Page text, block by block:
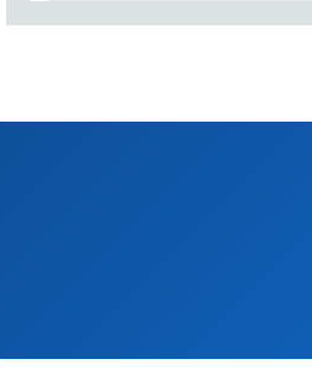
FSP会 第49回(大阪)、第50